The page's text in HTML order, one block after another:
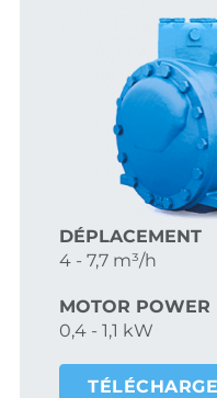
DÉPLACEMENT
4 - 7,7 m³/h
MOTOR POWER
0,4 - 1,1 kW